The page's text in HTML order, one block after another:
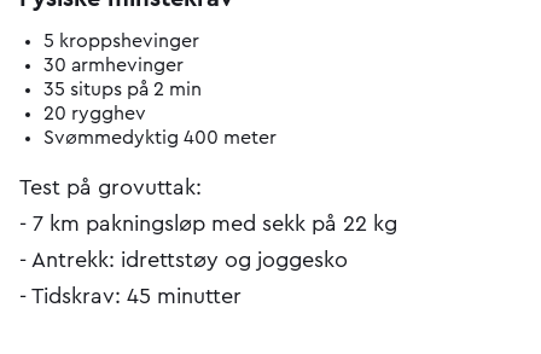
5 kroppshevinger
30 armhevinger
35 situps på 2 min
20 rygghev
Svømmedyktig 400 meter
Test på grovuttak:
- 7 km pakningsløp med sekk på 22 kg
- Antrekk: idrettstøy og joggesko
- Tidskrav: 45 minutter